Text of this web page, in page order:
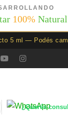
100% Natural
5 ml — Podés
¿Querés